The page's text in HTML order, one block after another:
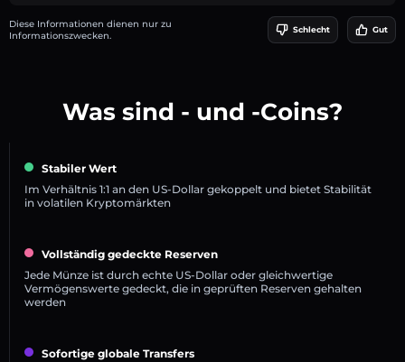
Diese Informationen dienen nur zu
Informationszwecken.
Schlecht Gut
Was sind - und -Coins?
Stabiler Wert
Im Verhältnis 1:1 an den US-Dollar gekoppelt und bietet Stabilität
in volatilen Kryptomärkten
Vollständig gedeckte Reserven
Jede Münze ist durch echte US-Dollar oder gleichwertige
Vermögenswerte gedeckt, die in geprüften Reserven gehalten
werden
Sofortige globale Transfers